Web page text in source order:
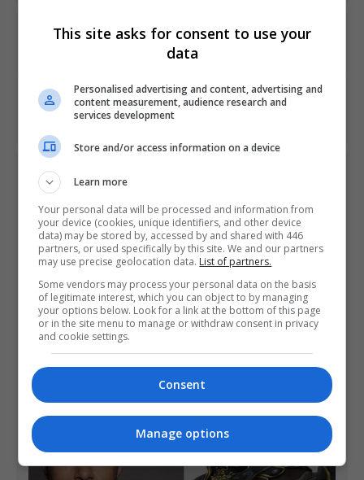
PREVIOUS ARTICLE
New Nintendo 3DS é descontinuado em todo o mundo
NEXT ARTICLE
Trailer revela Abigail, o novo lutador de Street Fighter V
ÚLTIMAS NOTÍCIAS
Take-Two diz que sua vendas já são mais
de 90% no formato digital
This site asks for consent to use your
data
Personalised advertising and content, advertising and
content measurement, audience research and
services development
Store and/or access information on a device
Learn more
Your personal data will be processed and information from
your device (cookies, unique identifiers, and other device
data) may be stored by, accessed by and shared with 446
partners, or used specifically by this site. We and our partners
may use precise geolocation data. List of partners.
Some vendors may process your personal data on the basis
of legitimate interest, which you can object to by managing
your options below. Look for a link at the bottom of this page
or in the site menu to manage or withdraw consent in privacy
and cookie settings.
Consent
Manage options